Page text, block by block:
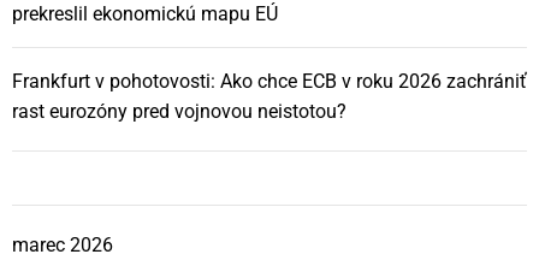
prekreslil ekonomickú mapu EÚ
Frankfurt v pohotovosti: Ako chce ECB v roku 2026 zachrániť
rast eurozóny pred vojnovou neistotou?
marec 2026